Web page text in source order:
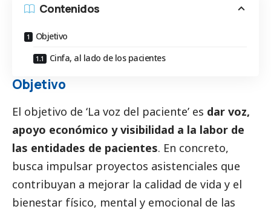
Contenidos
Objetivo
Cinfa, al lado de los pacientes
Objetivo
El objetivo de ‘La voz del paciente’ es dar voz,
apoyo económico y visibilidad a la labor de
las entidades de pacientes. En concreto,
busca impulsar proyectos asistenciales que
contribuyan a mejorar la calidad de vida y el
bienestar físico, mental y emocional de las